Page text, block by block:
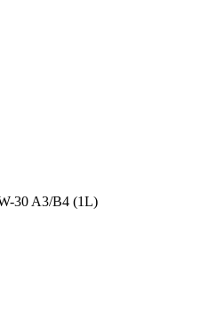
30 A3/B4 (1L)